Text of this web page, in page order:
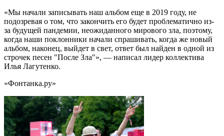
«Мы начали записывать наш альбом еще в 2019 году, не
подозревая о том, что закончить его будет проблематично из-
за будущей пандемии, неожиданного мирового зла, поэтому,
когда наши поклонники начали спрашивать, когда же новый
альбом, наконец, выйдет в свет, ответ был найден в одной из
строчек песен "После Зла"», — написал лидер коллектива
Илья Лагутенко.
«Фонтанка.ру»